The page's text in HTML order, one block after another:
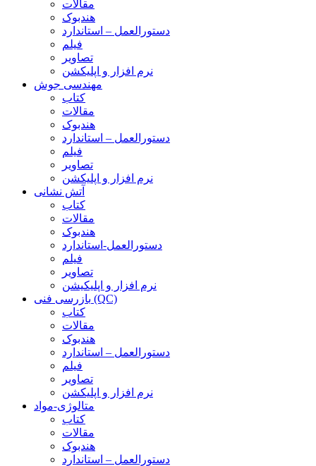
مقالات
هندبوک
دستورالعمل – استاندارد
فیلم
تصاویر
نرم افزار و اپلیکشن
مهندسی جوش
کتاب
مقالات
هندبوک
دستورالعمل – استاندارد
فیلم
تصاویر
نرم افزار و اپلیکشن
آتش نشانی
کتاب
مقالات
هندبوک
دستورالعمل-استاندارد
فیلم
تصاویر
نرم افزار و اپلیکیشن
بازرسی فنی (QC)
کتاب
مقالات
هندبوک
دستورالعمل – استاندارد
فیلم
تصاویر
نرم افزار و اپلیکشن
متالوژی-مواد
کتاب
مقالات
هندبوک
دستورالعمل – استاندارد